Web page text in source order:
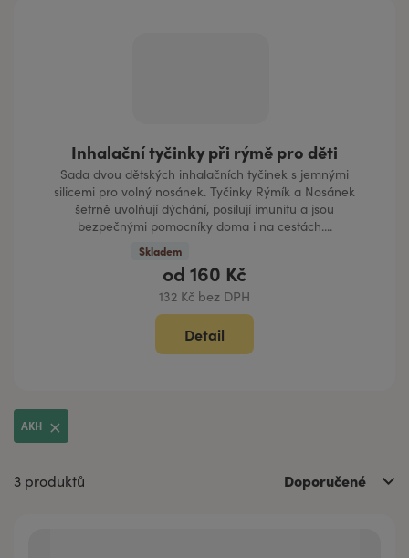
Inhalační tyčinky při rýmě pro děti
Sada dvou dětských inhalačních tyčinek s jemnými
silicemi pro volný nosánek. Tyčinky Rýmík a Nosánek
šetrně uvolňují dýchání, posilují imunitu a jsou
bezpečnými pomocníky doma i na cestách....
Skladem
od 160 Kč
132 Kč bez DPH
Detail
AKH
3 produktů Doporučené